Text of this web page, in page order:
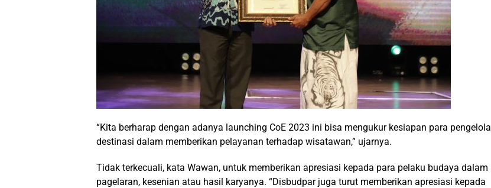
“Kita berharap dengan adanya launching CoE 2023 ini bisa mengukur kesiapan para pengelola
destinasi dalam memberikan pelayanan terhadap wisatawan,” ujarnya.
Tidak terkecuali, kata Wawan, untuk memberikan apresiasi kepada para pelaku budaya dalam
pagelaran, kesenian atau hasil karyanya. “Disbudpar juga turut memberikan apresiasi kepada